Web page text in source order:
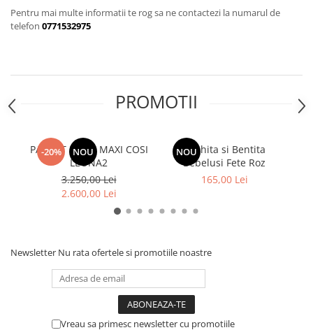
Pentru mai multe informatii te rog sa ne contactezi la numarul de
telefon 0771532975
PROMOTII
-20% NOU
PACHET 2 IN 1 MAXI COSI
LEONA2
3.250,00 Lei
2.600,00 Lei
NOU
Rochita si Bentita
Bebelusi Fete Roz
165,00 Lei
Newsletter Nu rata ofertele si promotiile noastre
Vreau sa primesc newsletter cu promotiile